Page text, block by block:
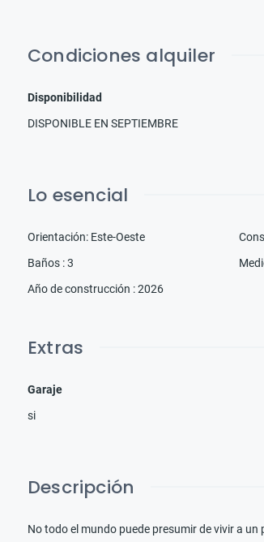
Condiciones alquiler
Disponibilidad
DISPONIBLE EN SEPTIEMBRE
Lo esencial
Orientación: Este-Oeste
Baños :3
Año de construcción :2026
Extras
Garaje
si
Descripción
No todo el mundo puede presumir de vivir a un